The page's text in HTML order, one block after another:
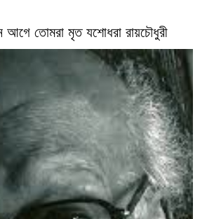
আগে তোমরা মৃত যশোধরা রায়চৌধুরী